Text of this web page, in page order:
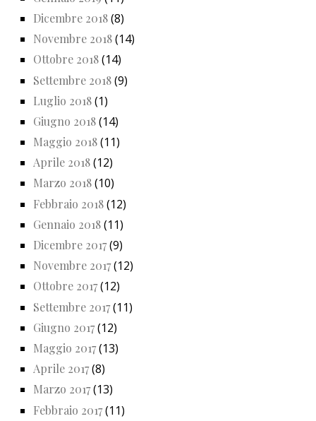
Dicembre 2018(8)
Novembre 2018(14)
Ottobre 2018(14)
Settembre 2018(9)
Luglio 2018(1)
Giugno 2018(14)
Maggio 2018(11)
Aprile 2018(12)
Marzo 2018(10)
Febbraio 2018(12)
Gennaio 2018(11)
Dicembre 2017(9)
Novembre 2017(12)
Ottobre 2017(12)
Settembre 2017(11)
Giugno 2017(12)
Maggio 2017(13)
Aprile 2017(8)
Marzo 2017(13)
Febbraio 2017(11)